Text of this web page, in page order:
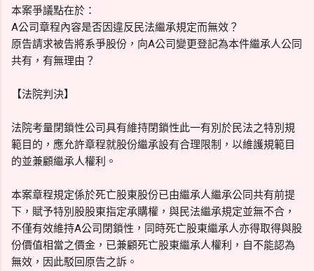
本案爭議點在於：
A公司章程內容是否因違反民法繼承規定而無效？
原告請求被告將系爭股份，向A公司變更登記為本件繼承人公同
共有，有無理由？
【法院判決】
法院考量閉鎖性公司具有維持閉鎖性此一有別於民法之特別規
範目的，應允許章程就股份繼承設有合理限制，以維護規範目
的並兼顧繼承人權利。
本案章程規定係於死亡股東股份已由繼承人繼承公同共有前提
下，賦予特別股股東指定承購權，與民法繼承規定並無不合，
不僅有效維持A公司閉鎖性，同時死亡股東繼承人亦得取得與股
份價值相當之價金，已兼顧死亡股東繼承人權利，自不能認為
無效，因此駁回原告之訴。